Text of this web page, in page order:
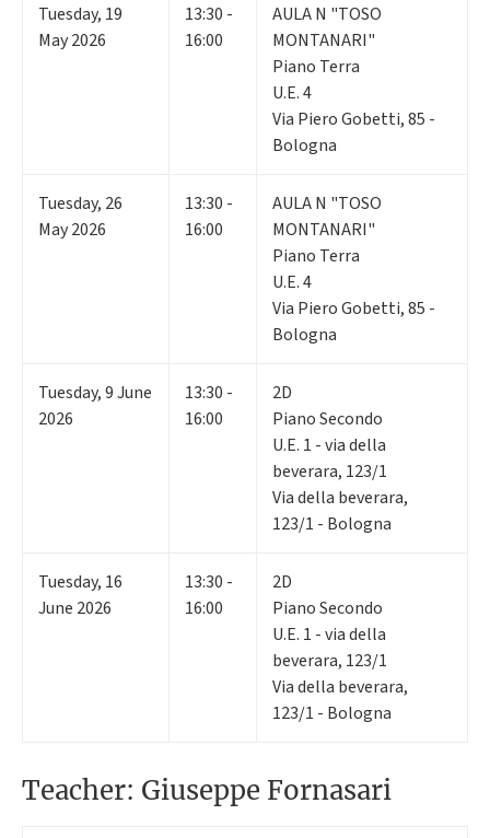
Tuesday, 19
May 2026
13:30 -
16:00
AULA N "TOSO
MONTANARI"
Piano Terra
U.E. 4
Via Piero Gobetti, 85 -
Bologna
Tuesday, 26
May 2026
13:30 -
16:00
AULA N "TOSO
MONTANARI"
Piano Terra
U.E. 4
Via Piero Gobetti, 85 -
Bologna
Tuesday,9June
2026
13:30 -
16:00
2D
Piano Secondo
U.E. 1 - via della
beverara, 123/1
Via della beverara,
123/1 - Bologna
Tuesday, 16
June 2026
13:30 -
16:00
2D
Piano Secondo
U.E. 1 - via della
beverara, 123/1
Via della beverara,
123/1 - Bologna
Teacher: Giuseppe Fornasari